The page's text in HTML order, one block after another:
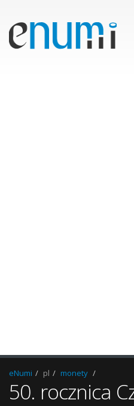
eNumi pl monety
50. rocznica